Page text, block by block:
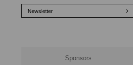
Newsletter